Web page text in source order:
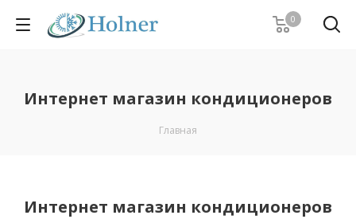
0
Интернет магазин кондиционеров
Главная
Интернет магазин кондиционеров